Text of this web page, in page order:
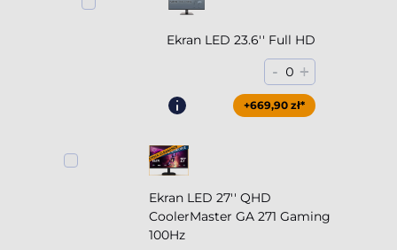
Ekran LED 23.6'' Full HD
- 0 +
+669,90 zł*
Ekran LED 27'' QHD
CoolerMaster GA 271 Gaming
100Hz